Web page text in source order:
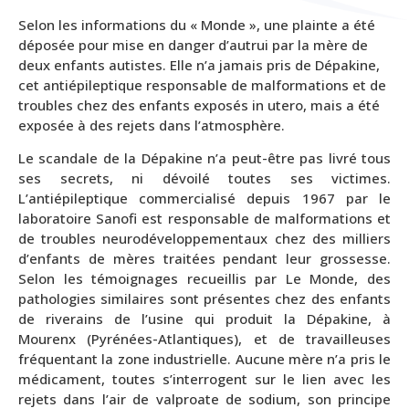
Selon les informations du « Monde », une plainte a été
déposée pour mise en danger d’autrui par la mère de
deux enfants autistes. Elle n’a jamais pris de Dépakine,
cet antiépileptique responsable de malformations et de
troubles chez des enfants exposés in utero, mais a été
exposée à des rejets dans l’atmosphère.
Le scandale de la Dépakine n’a peut-être pas livré tous
ses secrets, ni dévoilé toutes ses victimes.
L’antiépileptique commercialisé depuis 1967 par le
laboratoire Sanofi est responsable de malformations et
de troubles neurodéveloppementaux chez des milliers
d’enfants de mères traitées pendant leur grossesse.
Selon les témoignages recueillis par Le Monde, des
pathologies similaires sont présentes chez des enfants
de riverains de l’usine qui produit la Dépakine, à
Mourenx (Pyrénées-Atlantiques), et de travailleuses
fréquentant la zone industrielle. Aucune mère n’a pris le
médicament, toutes s’interrogent sur le lien avec les
rejets dans l’air de valproate de sodium, son principe